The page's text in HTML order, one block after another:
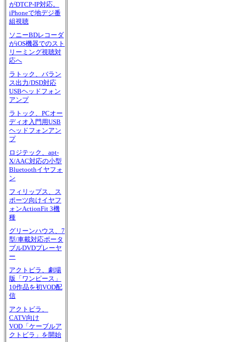
がDTCP-IP対応。
iPhoneで地デジ番
組視聴
ソニーBDレコーダ
がiOS機器でのスト
リーミング視聴対
応へ
ラトック、バラン
ス出力/DSD対応
USBヘッドフォン
アンプ
ラトック、PCオー
ディオ入門用USB
ヘッドフォンアン
プ
ロジテック、apt-
X/AAC対応の小型
Bluetoothイヤフォ
ン
フィリップス、ス
ポーツ向けイヤフ
ォンActionFit 3機
種
グリーンハウス、7
型/車載対応ポータ
ブルDVDプレーヤ
ー
アクトビラ、劇場
版「ワンピース」
10作品を初VOD配
信
アクトビラ、
CATV向け
VOD「ケーブルア
クトビラ」を開始